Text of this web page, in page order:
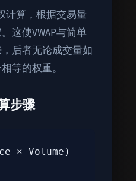
计算，根据交易量
这使VWAP与简单
后者无论成交量如
等的权重。
步骤
× Volume)